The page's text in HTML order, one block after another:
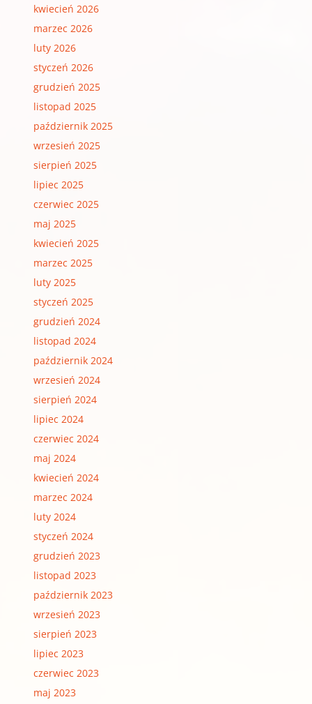
kwiecień 2026
marzec 2026
luty 2026
styczeń 2026
grudzień 2025
listopad 2025
październik 2025
wrzesień 2025
sierpień 2025
lipiec 2025
czerwiec 2025
maj 2025
kwiecień 2025
marzec 2025
luty 2025
styczeń 2025
grudzień 2024
listopad 2024
październik 2024
wrzesień 2024
sierpień 2024
lipiec 2024
czerwiec 2024
maj 2024
kwiecień 2024
marzec 2024
luty 2024
styczeń 2024
grudzień 2023
listopad 2023
październik 2023
wrzesień 2023
sierpień 2023
lipiec 2023
czerwiec 2023
maj 2023